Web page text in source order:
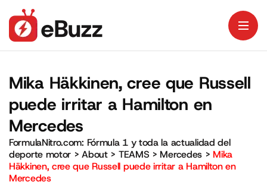
Mika Häkkinen, cree que Russell
puede irritar a Hamilton en
Mercedes
FormulaNitro.com: Fórmula 1 y toda la actualidad del
deporte motor >About> TEAMS > Mercedes > Mika
Häkkinen, cree que Russell puede irritar a Hamilton en
Mercedes